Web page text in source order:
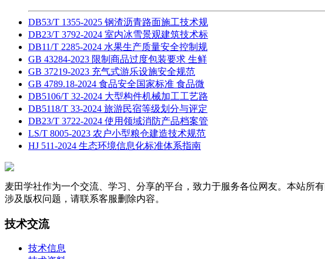
DB53/T 1355-2025 钢渣沥青路面施工技术规
DB23/T 3792-2024 室内冰雪景观建筑技术标
DB11/T 2285-2024 水果生产质量安全控制规
GB 43284-2023 限制商品过度包装要求 生鲜
GB 37219-2023 充气式游乐设施安全规范
GB 4789.18-2024 食品安全国家标准 食品微
DB5106/T 32-2024 大型构件机械加工工艺路
DB5118/T 33-2024 旅游民宿等级划分与评定
DB23/T 3722-2024 使用领域消防产品档案管
LS/T 8005-2023 农户小型粮仓建造技术规范
HJ 511-2024 生态环境信息化标准体系指南
麦田学社作为一个交流、学习、分享的平台，致力于服务各位网友。本站所
涉及版权问题，请联系客服删除内容。
技术交流
技术信息